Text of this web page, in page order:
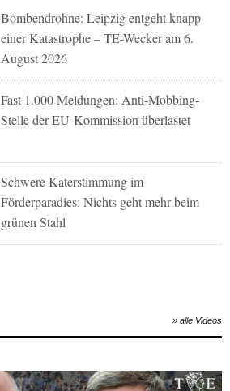
Bombendrohne: Leipzig entgeht knapp
einer Katastrophe – TE-Wecker am 6.
August 2026
Fast 1.000 Meldungen: Anti-Mobbing-
Stelle der EU-Kommission überlastet
Schwere Katerstimmung im
Förderparadies: Nichts geht mehr beim
grünen Stahl
» alle Videos